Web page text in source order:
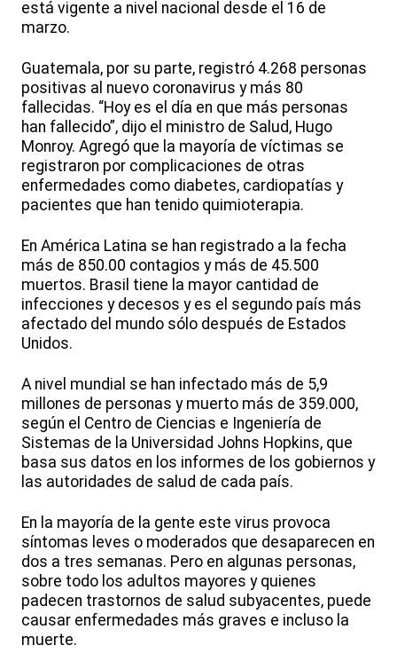
está vigente a nivel nacional desde el 16 de
marzo.
Guatemala, por su parte, registró 4.268 personas
positivas al nuevo coronavirus y más 80
fallecidas. “Hoy es el día en que más personas
han fallecido”, dijo el ministro de Salud, Hugo
Monroy. Agregó que la mayoría de víctimas se
registraron por complicaciones de otras
enfermedades como diabetes, cardiopatías y
pacientes que han tenido quimioterapia.
En América Latina se han registrado a la fecha
más de 850.00 contagios y más de 45.500
muertos. Brasil tiene la mayor cantidad de
infecciones y decesos y es el segundo país más
afectado del mundo sólo después de Estados
Unidos.
A nivel mundial se han infectado más de 5,9
millones de personas y muerto más de 359.000,
según el Centro de Ciencias e Ingeniería de
Sistemas de la Universidad Johns Hopkins, que
basa sus datos en los informes de los gobiernos y
las autoridades de salud de cada país.
En la mayoría de la gente este virus provoca
síntomas leves o moderados que desaparecen en
dos a tres semanas. Pero en algunas personas,
sobre todo los adultos mayores y quienes
padecen trastornos de salud subyacentes, puede
causar enfermedades más graves e incluso la
muerte.